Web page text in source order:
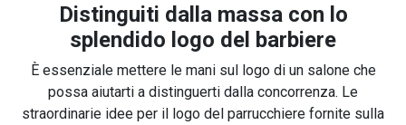
Distinguiti dalla massa con lo
splendido logo del barbiere
È essenziale mettere le mani sul logo di un salone che
possa aiutarti a distinguerti dalla concorrenza. Le
straordinarie idee per il logo del parrucchiere fornite sulla